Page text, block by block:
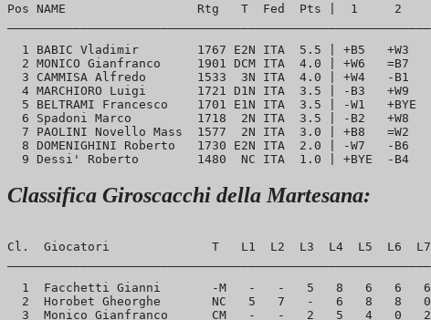
Pos NAME                  Rtg   T  Fed  Pts |  1     2
1 BABIC Vladimir        1767 E2N ITA  5.5 | +B5   +W3
2 MONICO Gianfranco     1901 DCM ITA  4.0 | +W6   =B7
3 CAMMISA Alfredo       1533  3N ITA  4.0 | +W4   -B1
4 MARCHIORO Luigi       1721 D1N ITA  3.5 | -B3   +W9
5 BELTRAMI Francesco    1701 E1N ITA  3.5 | -W1   +BYE
6 Spadoni Marco         1718  2N ITA  3.5 | -B2   +W8
7 PAOLINI Novello Mass  1577  2N ITA  3.0 | +B8   =W2
8 DOMENIGHINI Roberto   1730 E2N ITA  2.0 | -W7   -B6
Classifica Giroscacchi della Martesana:
Cl.  Giocatori              T   L1  L2  L3  L4  L5  L6  L7  L8
1  Facchetti Gianni       -M   -   -   5   8   6   6
2  Horobet Gheorghe       NC   5   7   -   6   8   8
3  Monico Gianfranco      CM   -   -   2   5   4   0